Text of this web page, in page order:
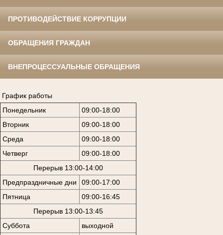
ПРОТИВОДЕЙСТВИЕ КОРРУПЦИИ
ОБРАЩЕНИЯ ГРАЖДАН
ВНЕПРОЦЕССУАЛЬНЫЕ ОБРАЩЕНИЯ
График работы
Понедельник
09:00-18:00
Вторник
09:00-18:00
Среда
09:00-18:00
Четверг
09:00-18:00
Перерыв 13:00-14:00
Предпраздничные дни
09:00-17:00
Пятница
09:00-16:45
Перерыв 13:00-13:45
Суббота
выходной